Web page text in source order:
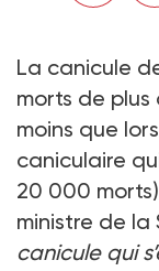
La canicule
morts de plus
moins que
cani­culaire
20 000
ministre de la
canicule qui